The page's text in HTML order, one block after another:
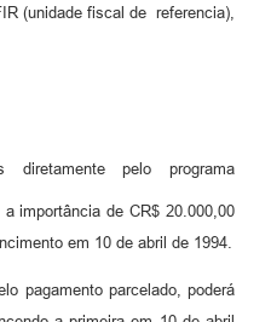
(unidade fiscal de referencia),
diretamente pelo programa
importância de CR$ 20.000,00
em 10 de abril de 1994.
pagamento parcelado, poderá